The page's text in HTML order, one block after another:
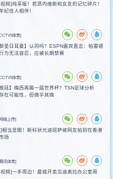
频]纯享版！若昂内维斯和女友的记忆碎片！
纪佳人相伴！
体育]
黎圣日耳曼】认同吗？ESPN嘉宾直言：帕雷德
为无法容忍，应被长期禁赛
体育]
根廷】梅西再踢一届世界杯？TSN足球分析
在可能性，但微乎其微
络上传]
相当显眼！新科状元迪班萨被网友拍到在香港
场
讯体育]
频]一手周边！曼城开卖瓜迪奥拉办公室用